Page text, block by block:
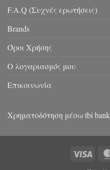
F.A.Q (Συχνές ερωτήσεις)
Brands
Όροι Χρήσης
Ο λογαριασμός μου
Επικοινωνία
Χρηματοδότηση μέσω tbi bank
Visa